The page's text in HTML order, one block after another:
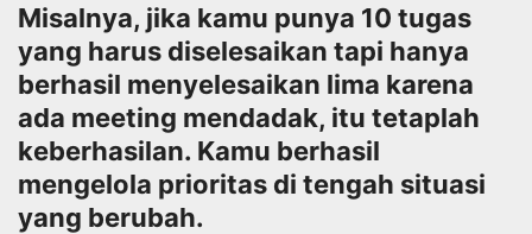
Misalnya, jika kamu punya 10 tugas
yang harus diselesaikan tapi hanya
berhasil menyelesaikan lima karena
ada meeting mendadak, itu tetaplah
keberhasilan. Kamu berhasil
mengelola prioritas di tengah situasi
yang berubah.